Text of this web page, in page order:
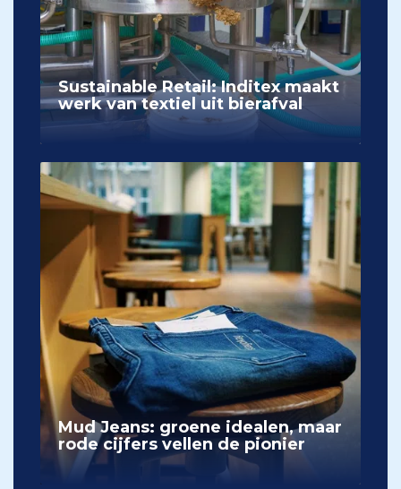
Sustainable Retail: Inditex maakt
werk van textiel uit bierafval
Mud Jeans: groene idealen, maar
rode cijfers vellen de pionier